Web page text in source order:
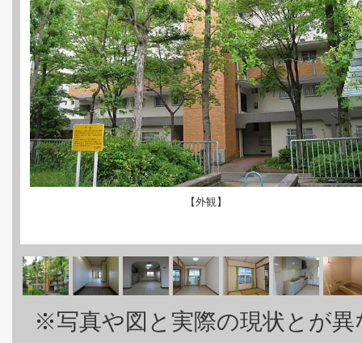
【外観】
※写真や図と実際の現状とが